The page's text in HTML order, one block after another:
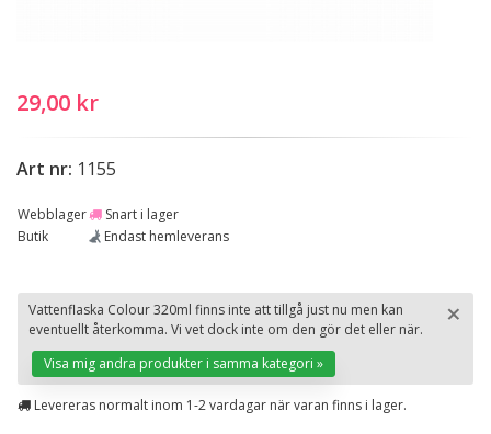
29,00 kr
Art nr: 1155
Webblager
Snart i lager
Butik
Endast hemleverans
×
Vattenflaska Colour 320ml finns inte att tillgå just nu men kan
eventuellt återkomma. Vi vet dock inte om den gör det eller när.
Visa mig andra produkter i samma kategori »
Levereras normalt inom 1-2 vardagar när varan finns i lager.